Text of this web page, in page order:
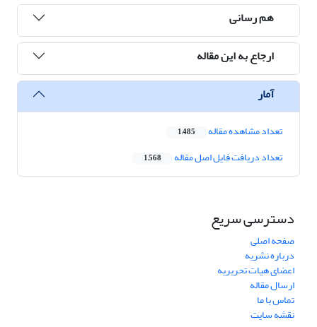
هم رسانی
ارجاع به این مقاله
آمار
تعداد مشاهده مقاله 1,485
تعداد دریافت فایل اصل مقاله 1,568
دسترسی سریع
صفحه اصلی
درباره نشریه
اعضای هیات تحریریه
ارسال مقاله
تماس با ما
نقشه سایت